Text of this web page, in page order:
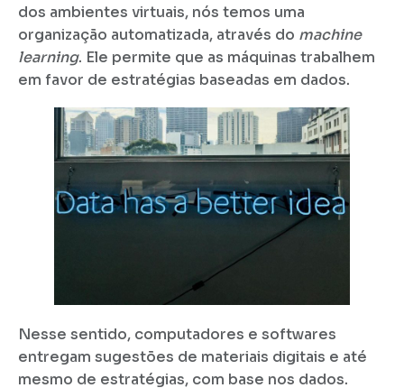
dos ambientes virtuais, nós temos uma
organização automatizada, através do machine
learning. Ele permite que as máquinas trabalhem
em favor de estratégias baseadas em dados.
Nesse sentido, computadores e softwares
entregam sugestões de materiais digitais e até
mesmo de estratégias, com base nos dados.